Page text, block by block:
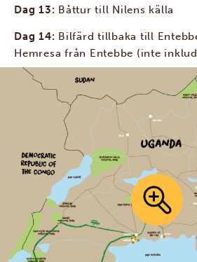
Dag 13: Båttur till Nilens källa
Dag 14: Bilfärd tillbaka till
Hemresa från Entebbe (inte